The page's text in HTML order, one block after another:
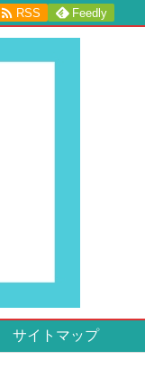
サイトマップ
 RSS Feedly